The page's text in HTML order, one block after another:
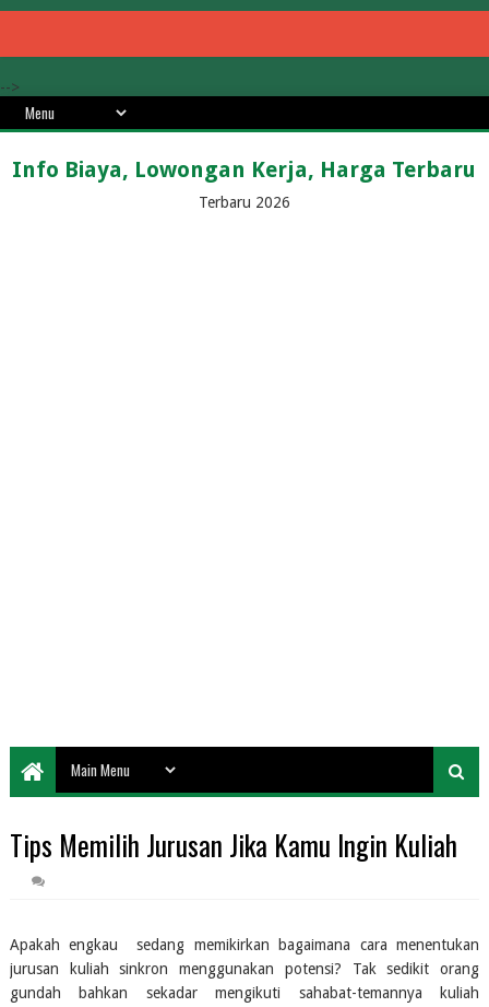
-->
Info Biaya, Lowongan Kerja, Harga Terbaru
Terbaru 2026
Tips Memilih Jurusan Jika Kamu Ingin Kuliah
Apakah engkau  sedang memikirkan bagaimana cara menentukan
jurusan kuliah sinkron menggunakan potensi? Tak sedikit orang
gundah bahkan sekadar mengikuti sahabat-temannya kuliah